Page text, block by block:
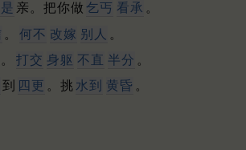
亲。把你做 乞丐 看承 。
。 何不 改嫁 别人 。
打交 身躯 不直 半分 。
到 四更 。挑 水到 黄昏 。